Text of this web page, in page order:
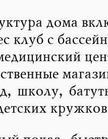
дома
клуб с
школу,